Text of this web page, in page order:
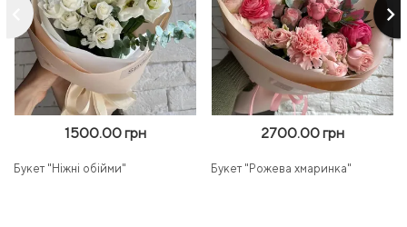
keyboard_arrow_right
1500.00 грн
Букет "Ніжні обійми"
2700.00 грн
Букет "Рожева хмаринка"